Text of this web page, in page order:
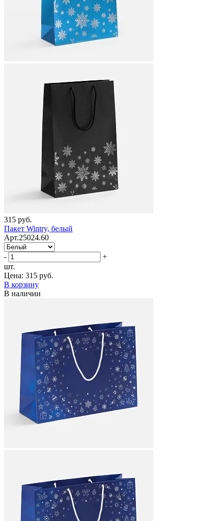
315 руб.
Пакет Wintry, белый
Арт.25024.60
-
+
шт.
Цена: 315 руб.
В корзину
В наличии